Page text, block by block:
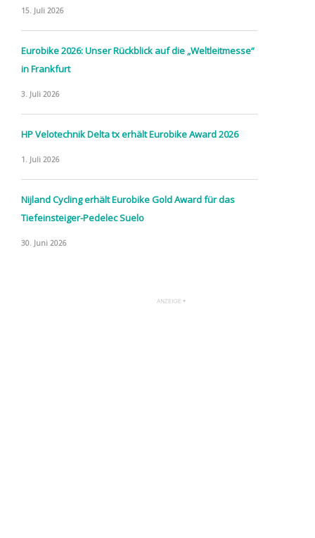
15. Juli 2026
Eurobike 2026: Unser Rückblick auf die „Weltleitmesse“
in Frankfurt
3. Juli 2026
HP Velotechnik Delta tx erhält Eurobike Award 2026
1. Juli 2026
Nijland Cycling erhält Eurobike Gold Award für das
Tiefeinsteiger-Pedelec Suelo
30. Juni 2026